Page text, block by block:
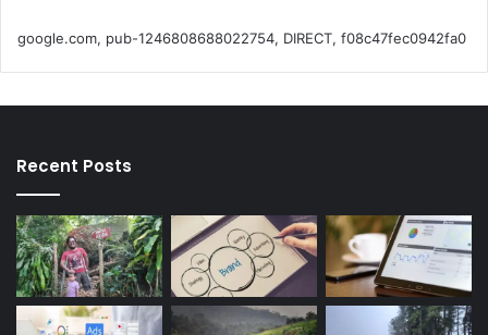
google.com, pub-1246808688022754, DIRECT, f08c47fec0942fa0
Recent Posts